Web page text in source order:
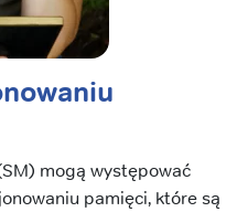
mogą występować
pamięci, które są